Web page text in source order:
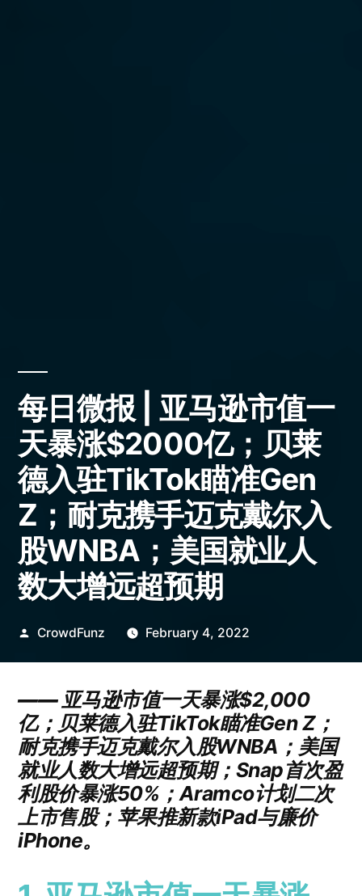
每日微报 | 亚马逊市值一
天暴涨$2000亿；贝莱
德入驻TikTok瞄准Gen
Z；耐克携手迈克戴尔入
股WNBA；美国就业人
数大增远超预期
Posted
CrowdFunz February 4, 2022
—— 亚马逊市值一天暴涨$2,000
亿；贝莱德入驻TikTok瞄准Gen Z；
耐克携手迈克戴尔入股WNBA；美国
就业人数大增远超预期；Snap首次盈
利股价暴涨50%；Aramco计划二次
上市售股；苹果推新款iPad与廉价
iPhone。